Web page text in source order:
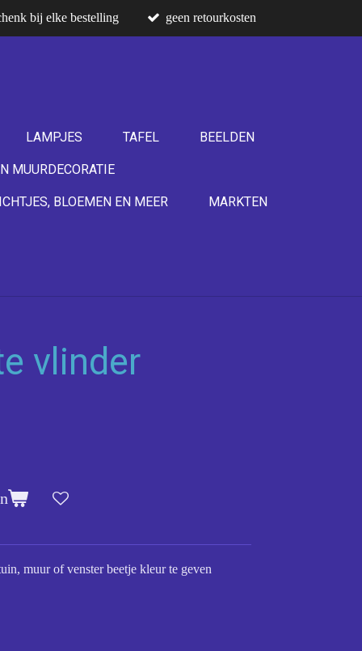
bij elke bestelling geen retourkosten
LAMPJES TAFEL BEELDEN
MUURDECORATIE
BLOEMEN EN MEER MARKTEN
vlinder
muur of venster beetje kleur te geven